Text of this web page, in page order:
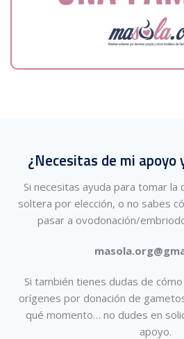
¿Necesitas de mi apoyo
Si necesitas ayuda para tomar la
soltera por elección, o no sabes
pasar a ovodonación/
Si también tienes dudas de
orígenes por donación de
qué momento… no dudes en
apoyo.